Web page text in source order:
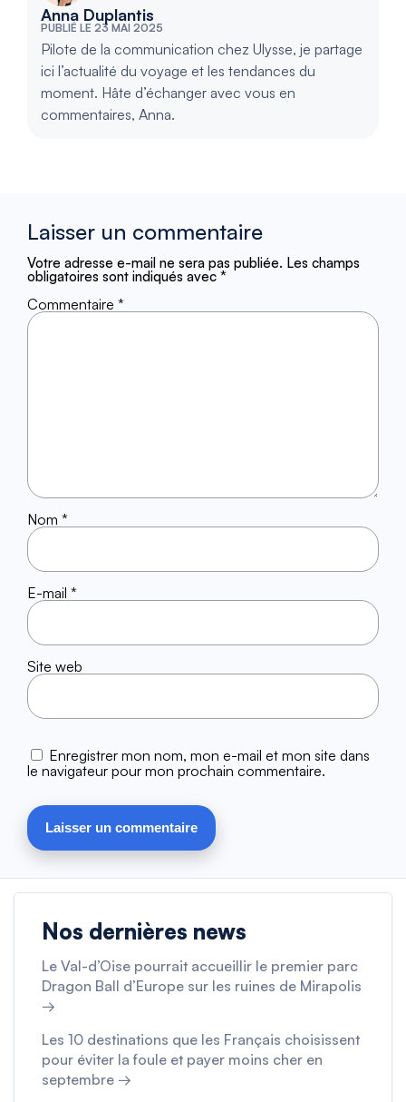
Anna Duplantis
PUBLIÉ LE 23 MAI 2025
Pilote de la communication chez Ulysse, je partage
ici l’actualité du voyage et les tendances du
moment. Hâte d’échanger avec vous en
commentaires, Anna.
Laisser un commentaire
Votre adresse e-mail ne sera pas publiée. Les champs
obligatoires sont indiqués avec *
Commentaire *
Nom *
E-mail *
Site web
Enregistrer mon nom, mon e-mail et mon site dans
le navigateur pour mon prochain commentaire.
Nos dernières news
Le Val-d’Oise pourrait accueillir le premier parc
Dragon Ball d’Europe sur les ruines de Mirapolis
→
Les 10 destinations que les Français choisissent
pour éviter la foule et payer moins cher en
septembre →